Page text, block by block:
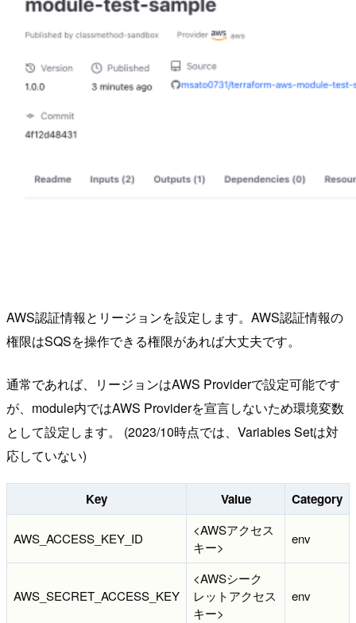
AWS認証情報とリージョンを設定します。AWS認証情報の
権限はSQSを操作できる権限があれば大丈夫です。
通常であれば、リージョンはAWS Providerで設定可能です
が、module内ではAWS Providerを宣言しないため環境変数
として設定します。 (2023/10時点では、Variables Setは対
応していない)
Key Value Category
AWS_ACCESS_KEY_ID
<AWSアクセス
キー>
env
AWS_SECRET_ACCESS_KEY
<AWSシーク
レットアクセス
キー>
env